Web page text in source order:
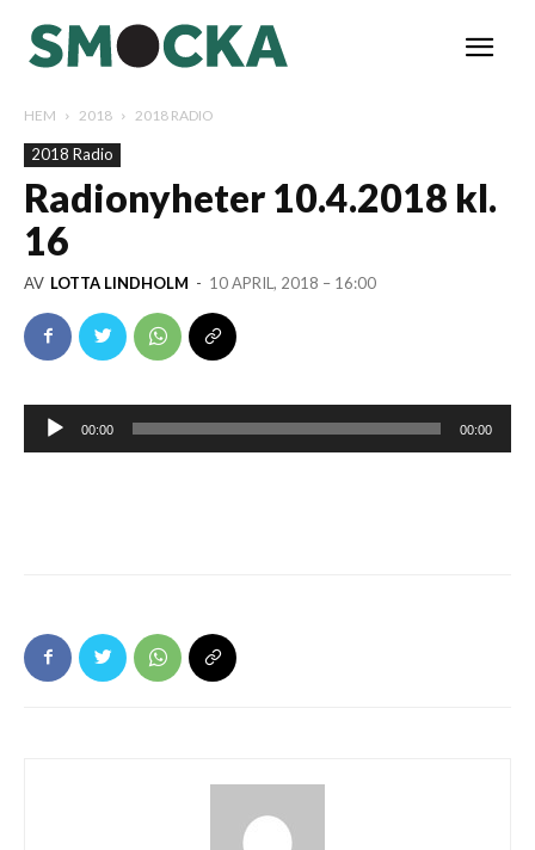
HEM 2018 2018 RADIO
2018 Radio
Radionyheter 10.4.2018 kl.
16
AV LOTTA LINDHOLM - 10 APRIL, 2018 – 16:00
Ljudspelare
00:00 00:00